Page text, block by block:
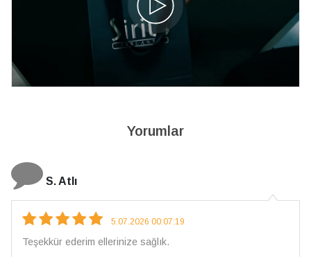
Yorumlar
Çarpıcı ve olağanüstü bir işçilikle